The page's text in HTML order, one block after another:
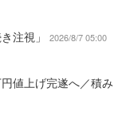
注視」
2026/8/7 05:00
値上げ完遂へ／積み